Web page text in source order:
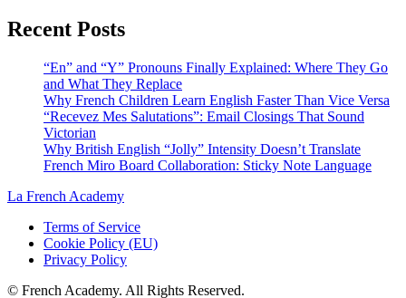
Recent Posts
“En” and “Y” Pronouns Finally Explained: Where They Go
and What They Replace
Why French Children Learn English Faster Than Vice Versa
“Recevez Mes Salutations”: Email Closings That Sound
Victorian
Why British English “Jolly” Intensity Doesn’t Translate
French Miro Board Collaboration: Sticky Note Language
La French Academy
Terms of Service
Cookie Policy (EU)
Privacy Policy
© French Academy. All Rights Reserved.